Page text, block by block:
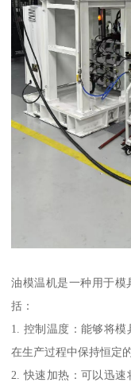
油模温机是一种用于模
括：
1. 控制温度：能够将
在生产过程中保持恒定
2. 快速加热：可以迅